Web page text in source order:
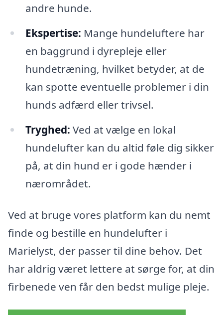
andre hunde.
Ekspertise: Mange hundeluftere har
en baggrund i dyrepleje eller
hundetræning, hvilket betyder, at de
kan spotte eventuelle problemer i din
hunds adfærd eller trivsel.
Tryghed: Ved at vælge en lokal
hundelufter kan du altid føle dig sikker
på, at din hund er i gode hænder i
nærområdet.
Ved at bruge vores platform kan du nemt
finde og bestille en hundelufter i
Marielyst, der passer til dine behov. Det
har aldrig været lettere at sørge for, at din
firbenede ven får den bedst mulige pleje.